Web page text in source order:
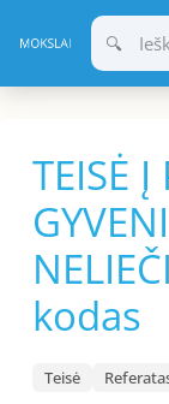
prie
turinio
TEISĖ Į
kodas
Teisė